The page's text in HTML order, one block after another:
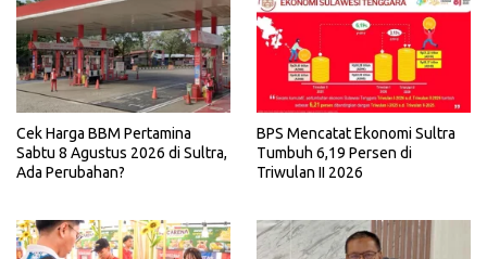
Cek Harga BBM Pertamina
Sabtu 8 Agustus 2026 di Sultra,
Ada Perubahan?
BPS Mencatat Ekonomi Sultra
Tumbuh 6,19 Persen di
Triwulan II 2026